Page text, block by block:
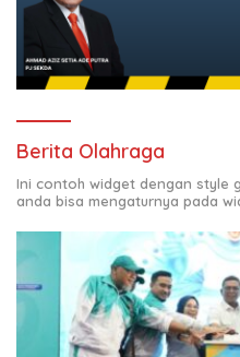
Berita Olahraga
Ini contoh widget dengan style
anda bisa mengaturnya pada